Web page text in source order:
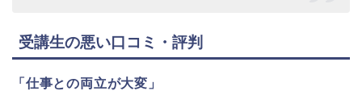
受講生の悪い口コミ・評判
「仕事との両立が大変」